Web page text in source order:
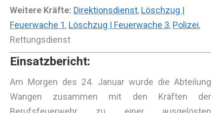
Weitere Kräfte: Direktionsdienst, Löschzug |
Feuerwache 1, Löschzug | Feuerwache 3, Polizei,
Rettungsdienst
Einsatzbericht:
Am Morgen des 24. Januar wurde die Abteilung
Wangen zusammen mit den Kräften der